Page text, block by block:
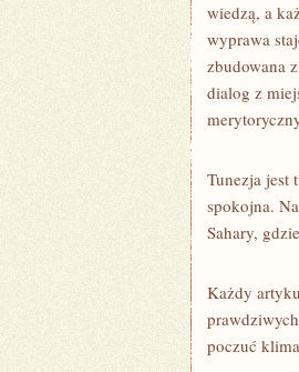
wiedzą, a
wyprawa
zbudowana
dialog z
Tunezja jest
spokojna.
Sahary,
Każdy
poczuć